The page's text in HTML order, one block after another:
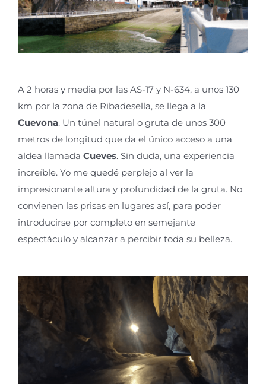
A 2 horas y media por las AS-17 y N-634, a unos 130
km por la zona de Ribadesella, se llega a la
Cuevona. Un túnel natural o gruta de unos 300
metros de longitud que da el único acceso a una
aldea llamada Cueves. Sin duda, una experiencia
increíble. Yo me quedé perplejo al ver la
impresionante altura y profundidad de la gruta. No
convienen las prisas en lugares así, para poder
introducirse por completo en semejante
espectáculo y alcanzar a percibir toda su belleza.